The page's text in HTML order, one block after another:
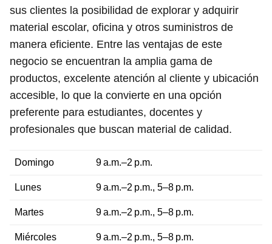
sus clientes la posibilidad de explorar y adquirir
material escolar, oficina y otros suministros de
manera eficiente. Entre las ventajas de este
negocio se encuentran la amplia gama de
productos, excelente atención al cliente y ubicación
accesible, lo que la convierte en una opción
preferente para estudiantes, docentes y
profesionales que buscan material de calidad.
Domingo 9 a.m.–2 p.m.
Lunes 9 a.m.–2 p.m., 5–8 p.m.
Martes 9 a.m.–2 p.m., 5–8 p.m.
Miércoles 9 a.m.–2 p.m., 5–8 p.m.